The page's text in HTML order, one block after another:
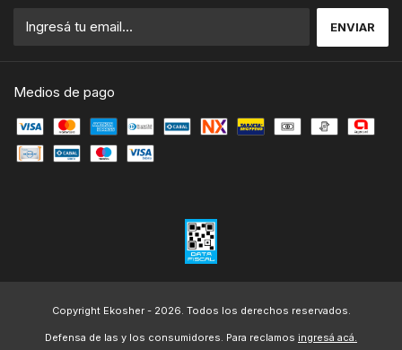
Medios de pago
Copyright Ekosher - 2026. Todos los derechos reservados.
Defensa de las y los consumidores. Para reclamos ingresá acá.